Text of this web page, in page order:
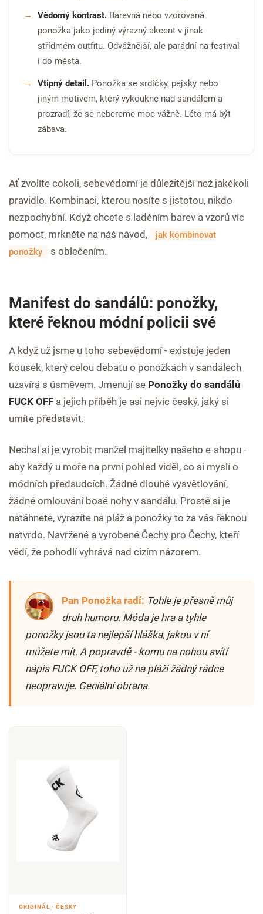
Vědomý kontrast. Barevná nebo vzorovaná
ponožka jako jediný výrazný akcent v jinak
střídmém outfitu. Odvážnější, ale parádní na festival
i do města.
Vtipný detail. Ponožka se srdíčky, pejsky nebo
jiným motivem, který vykoukne nad sandálem a
prozradí, že se nebereme moc vážně. Léto má být
zábava.
Ať zvolíte cokoli, sebevědomí je důležitější než jakékoli
pravidlo. Kombinaci, kterou nosíte s jistotou, nikdo
nezpochybní. Když chcete s laděním barev a vzorů víc
pomoct, mrkněte na náš návod,
jak kombinovat
ponožky
s oblečením.
Manifest do sandálů: ponožky,
které řeknou módní policii své
A když už jsme u toho sebevědomí - existuje jeden
kousek, který celou debatu o ponožkách v sandálech
uzavírá s úsměvem. Jmenují se Ponožky do sandálů
FUCK OFF a jejich příběh je asi nejvíc český, jaký si
umíte představit.
Nechal si je vyrobit manžel majitelky našeho e-shopu -
aby každý u moře na první pohled viděl, co si myslí o
módních předsudcích. Žádné dlouhé vysvětlování,
žádné omlouvání bosé nohy v sandálu. Prostě si je
natáhnete, vyrazíte na pláž a ponožky to za vás řeknou
natvrdo. Navržené a vyrobené Čechy pro Čechy, kteří
vědí, že pohodlí vyhrává nad cizím názorem.
Pan Ponožka radí: Tohle je přesně můj
druh humoru. Móda je hra a tyhle
ponožky jsou ta nejlepší hláška, jakou v ní
můžete mít. A popravdě - komu na nohou svítí
nápis FUCK OFF, toho už na pláži žádný rádce
neopravuje. Geniální obrana.
ORIGINÁL · ČESKÝ